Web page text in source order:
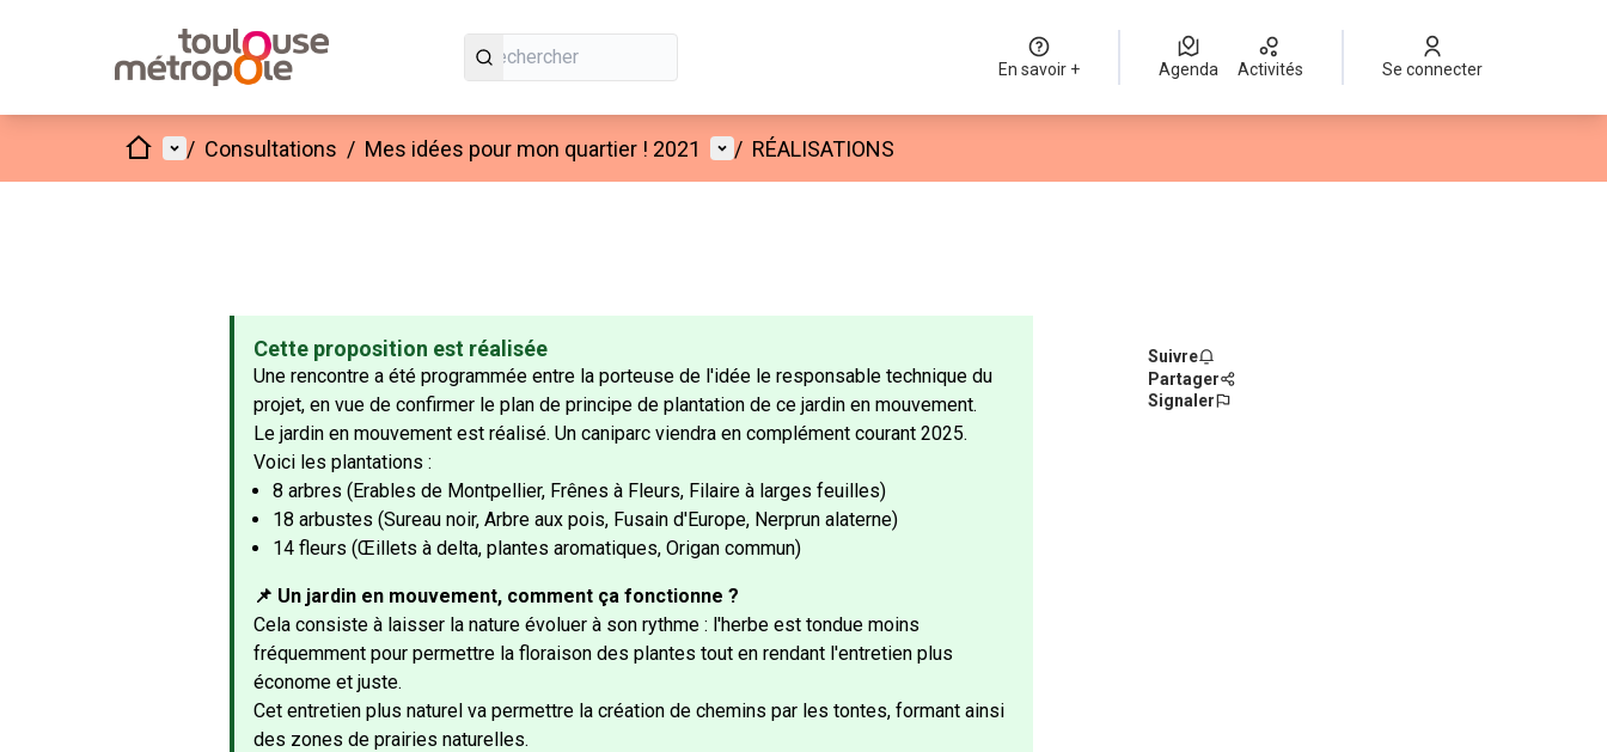
En savoir + Agenda Activités Se connecter
AccueilMenu principal
/ Consultations / Mes idées pour mon quartier ! 2021 Menu utilisateur
/ RÉALISATIONS
Cette proposition est réalisée
Une rencontre a été programmée entre la porteuse de l'idée le responsable technique du
projet, en vue de confirmer le plan de principe de plantation de ce jardin en mouvement.
Le jardin en mouvement est réalisé. Un caniparc viendra en complément courant 2025.
Voici les plantations :
8 arbres (Erables de Montpellier, Frênes à Fleurs, Filaire à larges feuilles)
18 arbustes (Sureau noir, Arbre aux pois, Fusain d'Europe, Nerprun alaterne)
14 fleurs (Œillets à delta, plantes aromatiques, Origan commun)
📌 Un jardin en mouvement, comment ça fonctionne ?
Cela consiste à laisser la nature évoluer à son rythme : l'herbe est tondue moins
fréquemment pour permettre la floraison des plantes tout en rendant l'entretien plus
économe et juste.
Cet entretien plus naturel va permettre la création de chemins par les tontes, formant ainsi
des zones de prairies naturelles.
Suivre
Partager
Signaler